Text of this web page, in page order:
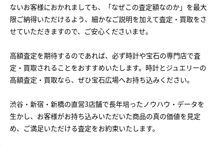
ないお客様におかれましても、「なぜこの査定額なのか」を最大
限ご納得いただけるよう、細かなご説明を加えて査定・買取をさ
せていただきますので、ご安心くださいませ。
高額査定を期待するのであれば、必ず時計や宝石の専門店で査
定・買取されることをおすすめいたします。時計とジュエリーの
高額査定・買取なら、ぜひ宝石広場へお持ち込みください。
渋谷・新宿・新橋の直営3店舗で長年培ったノウハウ・データを
生かし、お客様がお持ち込みいただいた商品の真の価値を見定
め、ご満足いただける査定をお約束いたします。